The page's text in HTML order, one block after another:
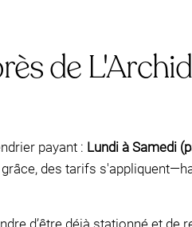
de
payant : Lundi à Samedi
des tarifs
d’être déjà stationné et de